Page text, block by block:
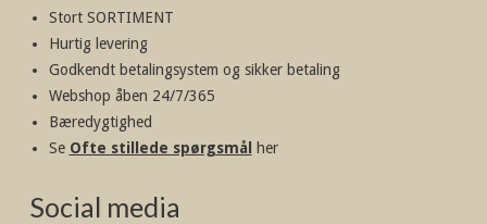
Stort SORTIMENT
Hurtig levering
Godkendt betalingsystem og sikker betaling
Webshop åben 24/7/365
Bæredygtighed
Se Ofte stillede spørgsmål her
Social media